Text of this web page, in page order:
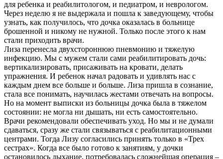
для ребенка и реабилитологом, и педиатром, и неврологом.
Через неделю я не выдержала и пошла к заведующему, чтобы
узнать, как получилось, что дочка оказалась в больнице
брошенной и никому не нужной. Только после этого к нам
стали приходить врачи.
Лиза перенесла двухстороннюю пневмонию и тяжелую
инфекцию. Мы с мужем стали сами реабилитировать дочь:
вертикализировать, присаживать на кровати, делать
упражнения. И ребенок начал радовать и удивлять нас с
каждым днем все больше и больше. Лиза пришла в сознание,
стала все понимать, научилась жестами отвечать на вопросы.
Но на момент выписки из больницы дочка была в тяжелом
состоянии: не могла ни дышать, ни есть самостоятельно.
Врачи рекомендовали обеспечивать уход. Но мы и не думали
сдаваться, сразу же стали связываться с реабилитационными
центрами. Тогда Лизу согласились принять только в «Трех
сестрах». Когда все было готово к занятиям, у дочки
остановилось дыхание, потребовалась сложнейшая операция –